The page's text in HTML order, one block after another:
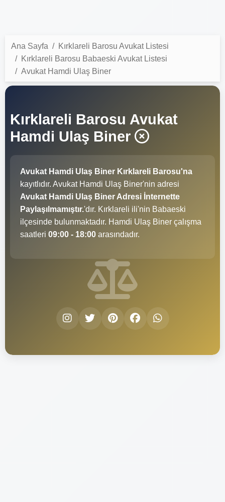
Ana Sayfa
Kırklareli Barosu Avukat Listesi
Kırklareli Barosu Babaeski Avukat Listesi
Avukat Hamdi Ulaş Biner
Kırklareli Barosu Avukat
Hamdi Ulaş Biner
Avukat Hamdi Ulaş Biner Kırklareli Barosu'na
kayıtlıdır. Avukat Hamdi Ulaş Biner'nin adresi
Avukat Hamdi Ulaş Biner Adresi İnternette
Paylaşılmamıştır.'dır. Kırklareli ili'nin Babaeski
ilçesinde bulunmaktadır. Hamdi Ulaş Biner çalışma
saatleri 09:00 - 18:00 arasındadır.